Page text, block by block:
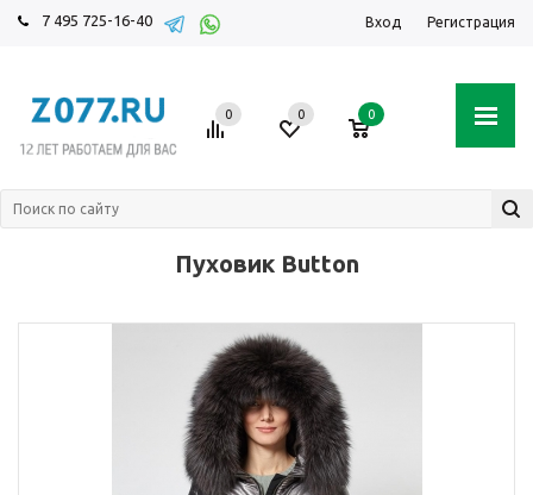
7 495 725-16-40 Вход Регистрация
0 0 0
Пуховик Button